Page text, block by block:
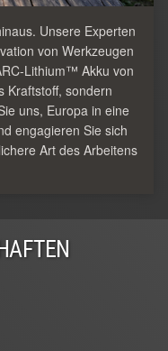
Unsere Experten
von Werkzeugen
Lithium™ Akku von
Kraftstoff, sondern
uns, Europa in eine
engagieren Sie sich
Art des Arbeitens